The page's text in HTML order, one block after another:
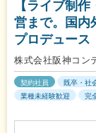
【ライブ制
営まで。国内
プロデュース
株式会社阪神コン
契約社員 既卒・社
業種未経験歓迎
完